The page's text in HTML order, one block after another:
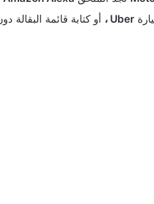
Uber ،
أو كتابة قائمة البقالة